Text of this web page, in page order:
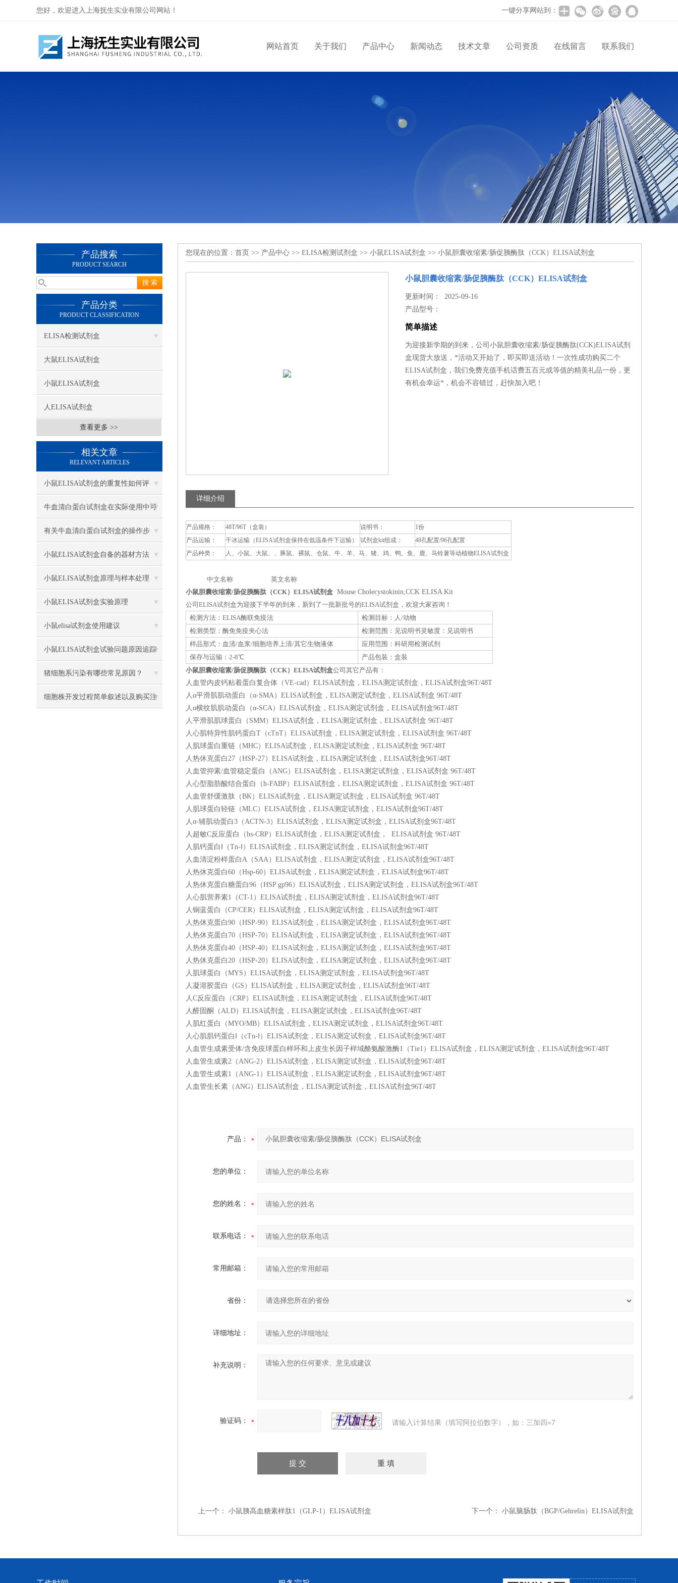
您好，欢迎进入上海抚生实业有限公司网站！ 一键分享网站到：
网站首页 关于我们 产品中心 新闻动态 技术文章 公司资质 在线留言 联系我们
产品搜索
PRODUCT SEARCH
产品分类
PRODUCT CLASSIFICATION
ELISA检测试剂盒
大鼠ELISA试剂盒
小鼠ELISA试剂盒
人ELISA试剂盒
查看更多 >>
相关文章
RELEVANT ARTICLES
小鼠ELISA试剂盒的重复性如何评
估？
牛血清白蛋白试剂盒在实际使用中可
分为多种类型测定
有关牛血清白蛋白试剂盒的操作步
骤，以下有详细说明
小鼠ELISA试剂盒自备的器材方法
小鼠ELISA试剂盒原理与样本处理
小鼠ELISA试剂盒实验原理
小鼠elisa试剂盒使用建议
小鼠ELISA试剂盒试验问题原因追踪
猪细胞系污染有哪些常见原因？
细胞株开发过程简单叙述以及购买注
您现在的位置： 首页 >> 产品中心 >> ELISA检测试剂盒 >> 小鼠ELISA试剂盒 >> 小鼠胆囊收缩素/肠促胰酶肽（CCK）ELISA试剂盒
小鼠胆囊收缩素/肠促胰酶肽（CCK）ELISA试剂盒
更新时间： 2025-09-16
产品型号：
简单描述
为迎接新学期的到来，公司小鼠胆囊收缩素/肠促胰酶肽(CCK)ELISA试剂
盒现货大放送，*活动又开始了，即买即送活动！一次性成功购买二个
ELISA试剂盒，我们免费充值手机话费五百元或等值的精美礼品一份，更
有机会幸运*，机会不容错过，赶快加入吧！
详细介绍
产品规格： 48T/96T（盒装） 说明书：
1份
产品运输：
干冰运输（ELISA试剂盒保持在低温条件下运输） 试剂盒kit组成：
48孔配置/96孔配置
产品种类：
人、小鼠、大鼠、、豚鼠、裸鼠、仓鼠、牛、羊、马、猪、鸡、鸭、鱼、鹿、马铃薯等动植物ELISA试剂盒
中文名称 英文名称
小鼠胆囊收缩素/肠促胰酶肽（CCK）ELISA试剂盒 Mouse Cholecystokinin,CCK ELISA Kit
公司ELISA试剂盒为迎接下半年的到来，新到了一批新批号的ELISA试剂盒，欢迎大家咨询！
检测方法：ELISA酶联免疫法
检测目标：人/动物
检测类型：酶免免疫夹心法
检测范围：见说明书灵敏度：见说明书
样品形式：血清/血浆/细胞培养上清/其它生物液体
应用范围：科研用检测试剂
保存与运输：2-8℃
产品包装：盒装
小鼠胆囊收缩素/肠促胰酶肽（CCK）ELISA试剂盒公司其它产品有：
人血管内皮钙粘着蛋白复合体（VE-cad）ELISA试剂盒，ELISA测定试剂盒，ELISA试剂盒96T/48T
人α平滑肌肌动蛋白（α-SMA）ELISA试剂盒，ELISA测定试剂盒，ELISA试剂盒 96T/48T
人α横纹肌肌动蛋白（α-SCA）ELISA试剂盒，ELISA测定试剂盒，ELISA试剂盒96T/48T
人平滑肌肌球蛋白（SMM）ELISA试剂盒，ELISA测定试剂盒，ELISA试剂盒 96T/48T
人心肌特异性肌钙蛋白T（cTnT）ELISA试剂盒，ELISA测定试剂盒，ELISA试剂盒 96T/48T
人肌球蛋白重链（MHC）ELISA试剂盒，ELISA测定试剂盒，ELISA试剂盒 96T/48T
人热休克蛋白27（HSP-27）ELISA试剂盒，ELISA测定试剂盒，ELISA试剂盒96T/48T
人血管抑素/血管稳定蛋白（ANG）ELISA试剂盒，ELISA测定试剂盒，ELISA试剂盒 96T/48T
人心型脂肪酸结合蛋白（h-FABP）ELISA试剂盒，ELISA测定试剂盒，ELISA试剂盒 96T/48T
人血管舒缓激肽（BK）ELISA试剂盒，ELISA测定试剂盒，ELISA试剂盒 96T/48T
人肌球蛋白轻链（MLC）ELISA试剂盒，ELISA测定试剂盒，ELISA试剂盒96T/48T
人α-辅肌动蛋白3（ACTN-3）ELISA试剂盒，ELISA测定试剂盒，ELISA试剂盒96T/48T
人超敏C反应蛋白（hs-CRP）ELISA试剂盒，ELISA测定试剂盒，
ELISA试剂盒 96T/48T
人肌钙蛋白Ⅰ（Tn-Ⅰ）ELISA试剂盒，ELISA测定试剂盒，ELISA试剂盒96T/48T
人血清淀粉样蛋白A（SAA）ELISA试剂盒，ELISA测定试剂盒，ELISA试剂盒96T/48T
人热休克蛋白60（Hsp-60）ELISA试剂盒，ELISA测定试剂盒，ELISA试剂盒96T/48T
人热休克蛋白糖蛋白96（HSP gp96）ELISA试剂盒，ELISA测定试剂盒，ELISA试剂盒96T/48T
人心肌营养素1（CT-1）ELISA试剂盒，ELISA测定试剂盒，ELISA试剂盒96T/48T
人铜蓝蛋白（CP/CER）ELISA试剂盒，ELISA测定试剂盒，ELISA试剂盒96T/48T
人热休克蛋白90（HSP-90）ELISA试剂盒，ELISA测定试剂盒，ELISA试剂盒96T/48T
人热休克蛋白70（HSP-70）ELISA试剂盒，ELISA测定试剂盒，ELISA试剂盒96T/48T
人热休克蛋白40（HSP-40）ELISA试剂盒，ELISA测定试剂盒，ELISA试剂盒96T/48T
人热休克蛋白20（HSP-20）ELISA试剂盒，ELISA测定试剂盒，ELISA试剂盒96T/48T
人肌球蛋白（MYS）ELISA试剂盒，ELISA测定试剂盒，ELISA试剂盒96T/48T
人凝溶胶蛋白（GS）ELISA试剂盒，ELISA测定试剂盒，ELISA试剂盒96T/48T
人C反应蛋白（CRP）ELISA试剂盒，ELISA测定试剂盒，ELISA试剂盒96T/48T
人醛固酮（ALD）ELISA试剂盒，ELISA测定试剂盒，ELISA试剂盒96T/48T
人肌红蛋白（MYO/MB）ELISA试剂盒，ELISA测定试剂盒，ELISA试剂盒96T/48T
人心肌肌钙蛋白Ⅰ（cTn-Ⅰ）ELISA试剂盒，ELISA测定试剂盒，ELISA试剂盒96T/48T
人血管生成素受体/含免疫球蛋白样环和上皮生长因子样域酪氨酸激酶1（Tie1）ELISA试剂盒，ELISA测定试剂盒，ELISA试剂盒96T/48T
人血管生成素2（ANG-2）ELISA试剂盒，ELISA测定试剂盒，ELISA试剂盒96T/48T
人血管生成素1（ANG-1）ELISA试剂盒，ELISA测定试剂盒，ELISA试剂盒96T/48T
人血管生长素（ANG）ELISA试剂盒，ELISA测定试剂盒，ELISA试剂盒96T/48T
产品：
您的单位：
您的姓名：
联系电话：
常用邮箱：
省份：
详细地址：
补充说明：
验证码： 请输入计算结果（填写阿拉伯数字），如：三加四=7
上一个： 小鼠胰高血糖素样肽1（GLP-1）ELISA试剂盒 下一个： 小鼠脑肠肽（BGP/Gehrelin）ELISA试剂盒